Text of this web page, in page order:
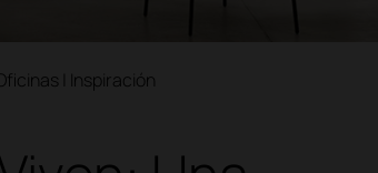
Inspiración